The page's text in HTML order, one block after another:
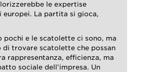
le expertise
La partita si gioca,
e le scatolette ci sono, ma
di trovare scatolette che possan
rappresentanza, efficienza, ma
sociale dell’impresa. Un